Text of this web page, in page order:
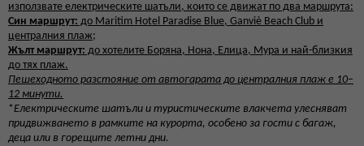
използвате електрическите шатъли, които се движат по два маршрута:
Син маршрут: до Maritim Hotel Paradise Bluе, Ganviè Beach Club и
централния плаж;
Жълт маршрут: до хотелите Боряна, Нона, Елица, Мура и най-близкия
до тях плаж.
Пешеходното разстояние от автогарата до централния плаж е 10–
12 минути.
*Електрическите шатъли и туристическите влакчета улесняват
придвижването в рамките на курорта, особено за гости с багаж,
деца или в горещите летни дни.